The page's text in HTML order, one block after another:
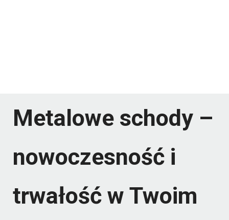
Metalowe schody –
nowoczesność i
trwałość w Twoim